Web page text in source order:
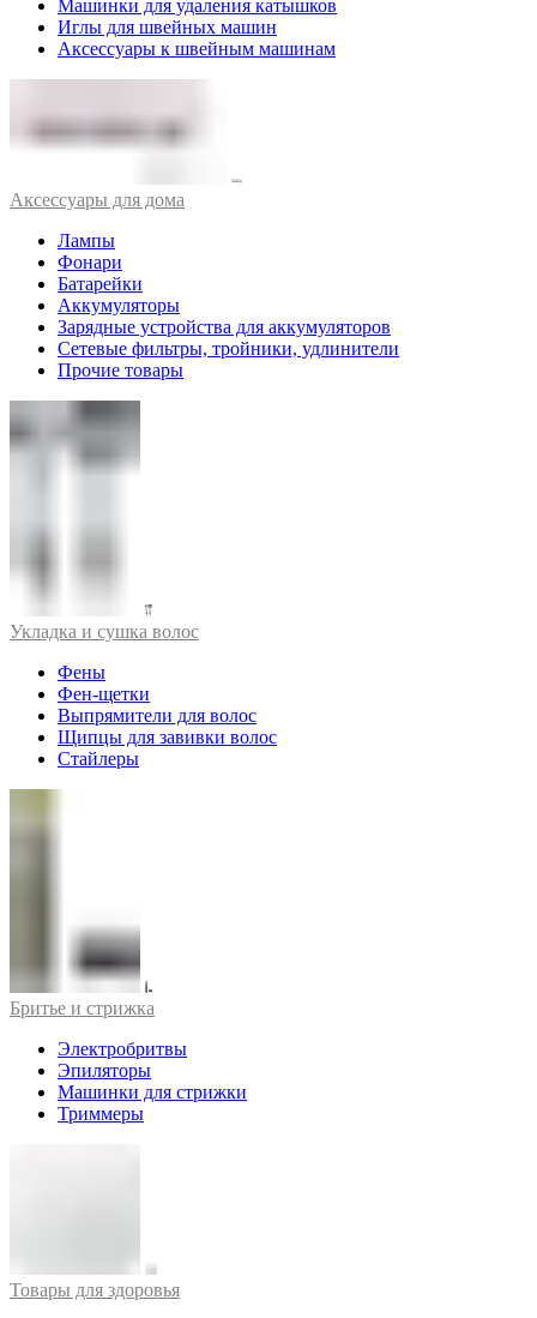
Машинки для удаления катышков
Иглы для швейных машин
Аксессуары к швейным машинам
Аксессуары для дома
Лампы
Фонари
Батарейки
Аккумуляторы
Зарядные устройства для аккумуляторов
Сетевые фильтры, тройники, удлинители
Прочие товары
Укладка и сушка волос
Фены
Фен-щетки
Выпрямители для волос
Щипцы для завивки волос
Стайлеры
Бритье и стрижка
Электробритвы
Эпиляторы
Машинки для стрижки
Триммеры
Товары для здоровья